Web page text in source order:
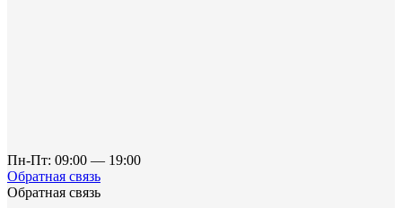
Пн-Пт: 09:00 — 19:00
Обратная связь
Обратная связь